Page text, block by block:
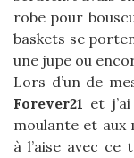
robe pour
baskets se
une jupe ou
Lors d’un de
Forever21 et
moulante et aux
à l’aise avec